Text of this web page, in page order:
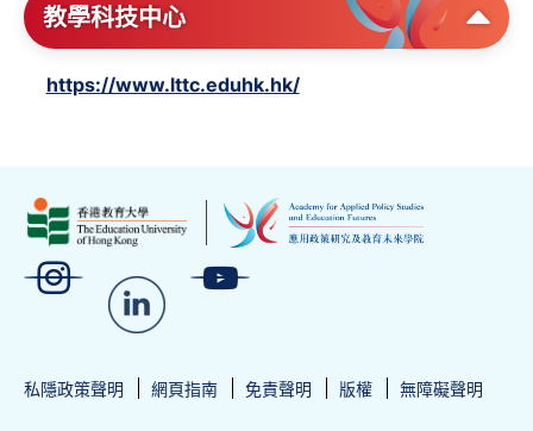
教學科技中心
https://www.lttc.eduhk.hk/
私隱政策聲明 網頁指南 免責聲明 版權 無障礙聲明